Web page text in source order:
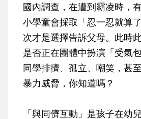
國內調查，在遭到霸凌時，
小學童會採取「忍一忍就算
次才是選擇告訴父母。此時
是否正在團體中扮演「受氣
同學排擠、孤立、嘲笑，甚
暴力威脅，你知道嗎？
「與同儕互動」是孩子在幼